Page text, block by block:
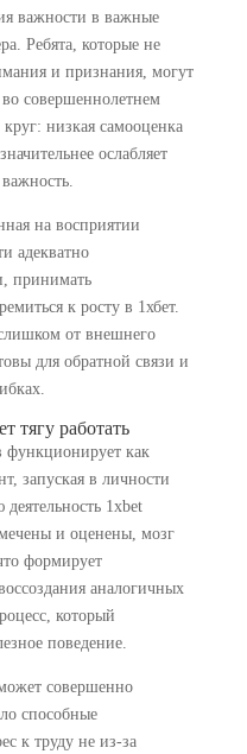
важности в важные
Ребята, которые не
и признания, могут
совершеннолетнем
низкая самооценка
ослабляет
на восприятии
адекватно
принимать
к росту в 1хбет.
от внешнего
для обратной связи и
тягу работать
функционирует как
запуская в личности
1xbet
и оценены, мозг
формирует
аналогичных
который
поведение.
совершенно
способные
к труду не из-за